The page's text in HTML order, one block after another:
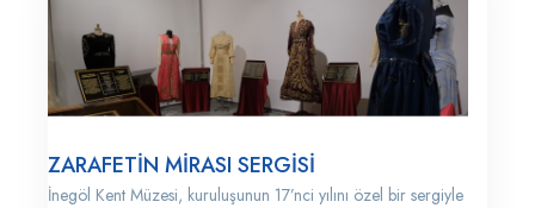
ZARAFETİN MİRASI SERGİSİ
İnegöl Kent Müzesi, kuruluşunun 17’nci yılını özel bir sergiyle